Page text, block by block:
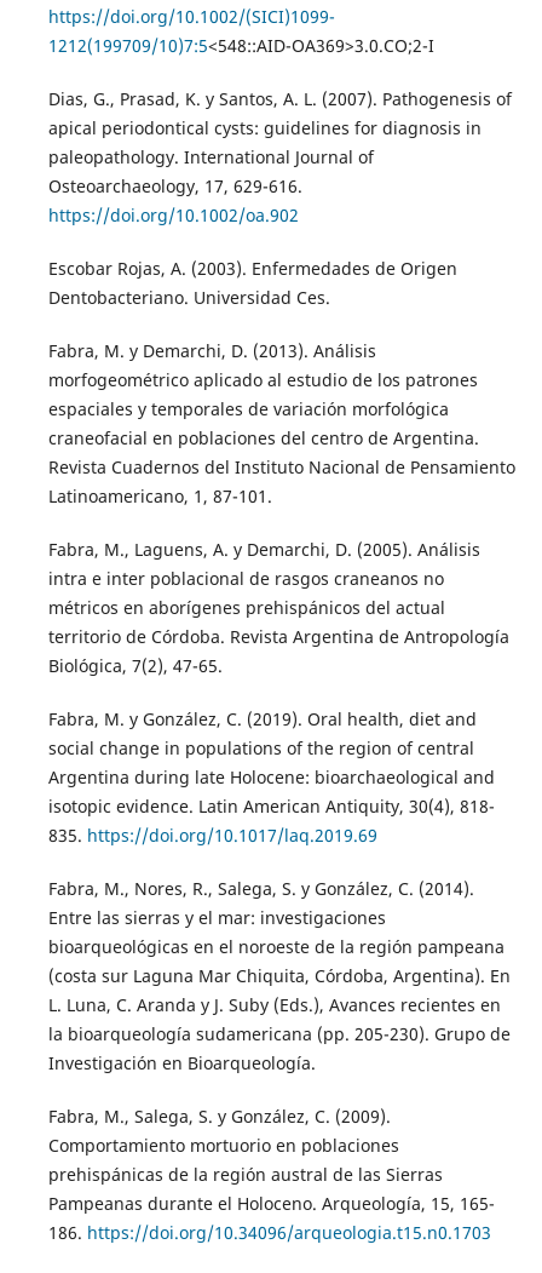
https://doi.org/10.1002/(SICI)1099-
1212(199709/10)7:5<548::AID-OA369>3.0.CO;2-I
Dias, G., Prasad, K. y Santos, A. L. (2007). Pathogenesis of
apical periodontical cysts: guidelines for diagnosis in
paleopathology. International Journal of
Osteoarchaeology, 17, 629-616.
https://doi.org/10.1002/oa.902
Escobar Rojas, A. (2003). Enfermedades de Origen
Dentobacteriano. Universidad Ces.
Fabra, M. y Demarchi, D. (2013). Análisis
morfogeométrico aplicado al estudio de los patrones
espaciales y temporales de variación morfológica
craneofacial en poblaciones del centro de Argentina.
Revista Cuadernos del Instituto Nacional de Pensamiento
Latinoamericano, 1, 87-101.
Fabra, M., Laguens, A. y Demarchi, D. (2005). Análisis
intra e inter poblacional de rasgos craneanos no
métricos en aborígenes prehispánicos del actual
territorio de Córdoba. Revista Argentina de Antropología
Biológica, 7(2), 47-65.
Fabra, M. y González, C. (2019). Oral health, diet and
social change in populations of the region of central
Argentina during late Holocene: bioarchaeological and
isotopic evidence. Latin American Antiquity, 30(4), 818-
835. https://doi.org/10.1017/laq.2019.69
Fabra, M., Nores, R., Salega, S. y González, C. (2014).
Entre las sierras y el mar: investigaciones
bioarqueológicas en el noroeste de la región pampeana
(costa sur Laguna Mar Chiquita, Córdoba, Argentina). En
L. Luna, C. Aranda y J. Suby (Eds.), Avances recientes en
la bioarqueología sudamericana (pp. 205-230). Grupo de
Investigación en Bioarqueología.
Fabra, M., Salega, S. y González, C. (2009).
Comportamiento mortuorio en poblaciones
prehispánicas de la región austral de las Sierras
Pampeanas durante el Holoceno. Arqueología, 15, 165-
186. https://doi.org/10.34096/arqueologia.t15.n0.1703